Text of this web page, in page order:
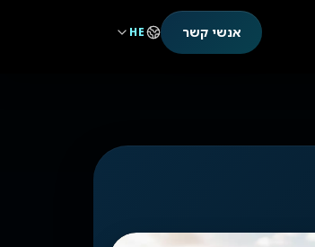
אנשי קשר HE